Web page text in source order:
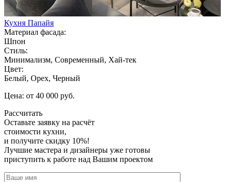
Кухня Папайя
Материал фасада:
Шпон
Стиль:
Минимализм, Современный, Хай-тек
Цвет:
Белый, Орех, Черный
Цена: от 40 000 руб.
Рассчитать
Оставьте заявку на расчёт
стоимости кухни,
и получите скидку 10%!
Лучшие мастера и дизайнеры уже готовы
приступить к работе над Вашим проектом